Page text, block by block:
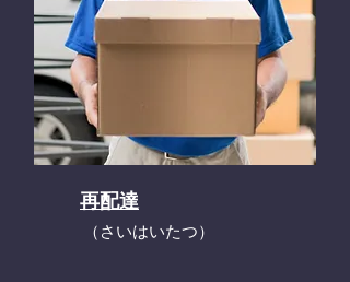
再配達
​（さいはいたつ）